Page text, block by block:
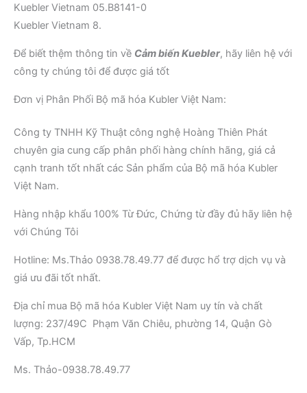
Kuebler Vietnam 05.B8141-0
Kuebler Vietnam 8.
Để biết thệm thông tin về Cảm biến Kuebler, hãy liên hệ với
công ty chúng tôi để được giá tốt
Đơn vị Phân Phối Bộ mã hóa Kubler Việt Nam:
Công ty TNHH Kỹ Thuật công nghệ Hoàng Thiên Phát
chuyên gia cung cấp phân phối hàng chính hãng, giá cả
cạnh tranh tốt nhất các Sản phẩm của Bộ mã hóa Kubler
Việt Nam.
Hàng nhập khẩu 100% Từ Đức, Chứng từ đầy đủ hãy liên hệ
với Chúng Tôi
Hotline: Ms.Thảo 0938.78.49.77 để được hổ trợ dịch vụ và
giá ưu đãi tốt nhất.
Địa chỉ mua Bộ mã hóa Kubler Việt Nam uy tín và chất
lượng: 237/49C Phạm Văn Chiêu, phường 14, Quận Gò
Vấp, Tp.HCM
Ms. Thảo-0938.78.49.77